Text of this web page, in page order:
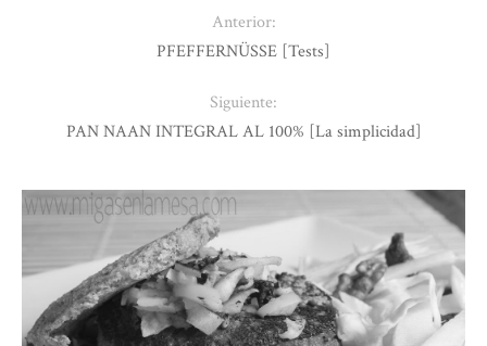
Anterior:
PFEFFERNÜSSE [Tests]
Siguiente:
PAN NAAN INTEGRAL AL 100% [La simplicidad]